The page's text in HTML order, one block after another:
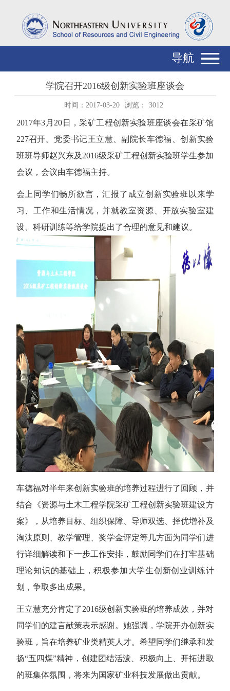
导航
学院召开2016级创新实验班座谈会
时间：2017-03-20 浏览： 3012
2017年3月20日，采矿工程创新实验班座谈会在采矿馆
227召开。党委书记王立慧、副院长车德福、创新实验
班班导师赵兴东及2016级采矿工程创新实验班学生参加
会议，会议由车德福主持。
会上同学们畅所欲言，汇报了成立创新实验班以来学
习、工作和生活情况，并就教室资源、开放实验室建
设、科研训练等给学院提出了合理的意见和建议。
车德福对半年来创新实验班的培养过程进行了回顾，并
结合《资源与土木工程学院采矿工程创新实验班建设方
案》，从培养目标、组织保障、导师双选、择优增补及
淘汰原则、教学管理、奖学金评定等几方面为同学们进
行详细解读和下一步工作安排，鼓励同学们在打牢基础
理论知识的基础上，积极参加大学生创新创业训练计
划，争取多出成果。
王立慧充分肯定了2016级创新实验班的培养成效，并对
同学们的建言献策表示感谢。她强调，学院开办创新实
验班，旨在培养矿业类精英人才。希望同学们继承和发
扬“五四煤”精神，创建团结活泼、积极向上、开拓进取
的班集体氛围，将来为国家矿业科技发展做出贡献。